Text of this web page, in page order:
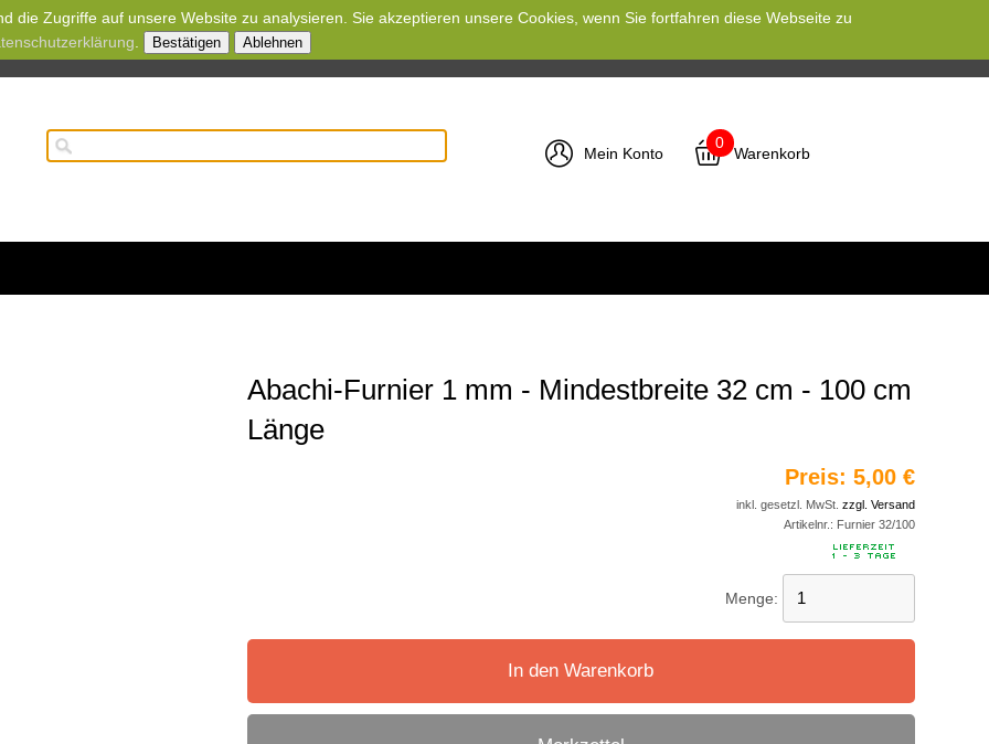
die Zugriffe auf unsere Website zu analysieren. Sie akzeptieren unsere Cookies, wenn Sie fortfahren diese Webseite zu
Bestätigen Ablehnen
Mein Konto
0
Warenkorb
Abachi-Furnier 1 mm - Mindestbreite 32 cm - 100 cm
Länge
Preis: 5,00 €
inkl. gesetzl. MwSt. zzgl. Versand
Artikelnr.: Furnier 32/100
Menge:
In den Warenkorb